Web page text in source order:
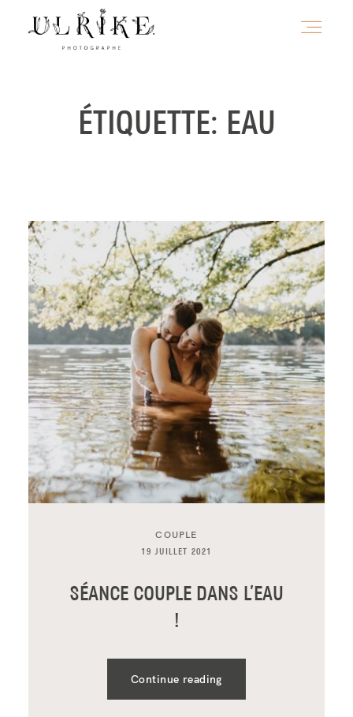
ÉTIQUETTE: EAU
COUPLE
19 JUILLET 2021
SÉANCE COUPLE DANS L’EAU
!
Continue reading
PORTFOLIO
INFOS
JOURNAL
CONTACT